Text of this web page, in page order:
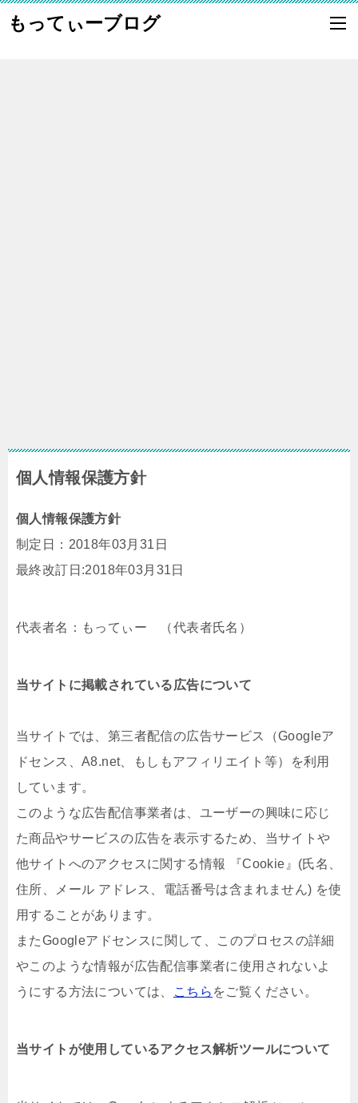
もってぃーブログ
個人情報保護方針
個人情報保護方針
制定日：2018年03月31日
最終改訂日:2018年03月31日
代表者名：もってぃー （代表者氏名）
当サイトに掲載されている広告について
当サイトでは、第三者配信の広告サービス（Googleア
ドセンス、A8.net、もしもアフィリエイト等）を利用
しています。
このような広告配信事業者は、ユーザーの興味に応じ
た商品やサービスの広告を表示するため、当サイトや
他サイトへのアクセスに関する情報 『Cookie』(氏名、
住所、メール アドレス、電話番号は含まれません) を使
用することがあります。
またGoogleアドセンスに関して、このプロセスの詳細
やこのような情報が広告配信事業者に使用されないよ
うにする方法については、
こちら をご覧ください。
当サイトが使用しているアクセス解析ツールについて